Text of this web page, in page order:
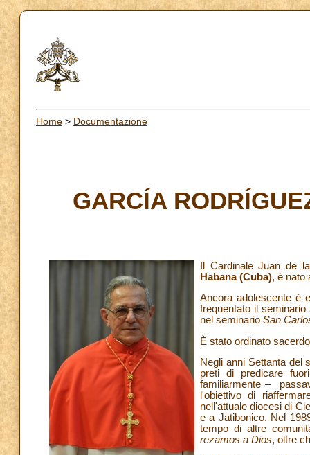
Home > Documentazione
GARCÍA
Il Cardinale Juan de
Habana (Cuba), è nato
Ancora adolescente è
frequentato il seminario
nel seminario San
È stato ordinato
Negli anni Settanta del
preti di predicare
familiarmente –
l'obiettivo di
nell'attuale diocesi di
e a Jatibonico. Nel
tempo di altre
rezamos a Dios, oltre